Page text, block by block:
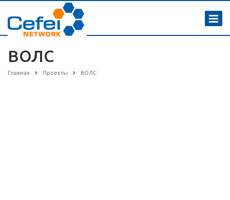
ВОЛС
Главная Проекты ВОЛС